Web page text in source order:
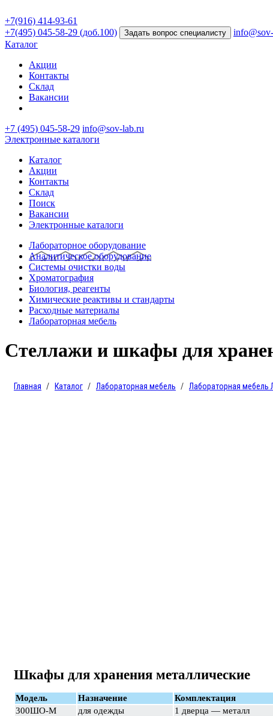
+7(916) 414-93-61
+7(495) 045-58-29 (доб.100)
Задать вопрос специалисту
Каталог
Акции
Контакты
Склад
Вакансии
+7 (495) 045-58-29 info@sov-lab.ru
Электронные каталоги
Каталог
Акции
Контакты
Склад
Поиск
Вакансии
Электронные каталоги
Лабораторное оборудование
Аналитическое оборудование
Системы очистки воды
Хроматография
Биология, реагенты
Химические реактивы и стандарты
Расходные материалы
Лабораторная мебель
Стеллажи и шкафы для
Главная Каталог Лабораторная мебель Лабораторная мебель
Шкафы для хранения металлические
Модель Назначение Комплектация
300ШО-М
для одежды 1 дверца — металл